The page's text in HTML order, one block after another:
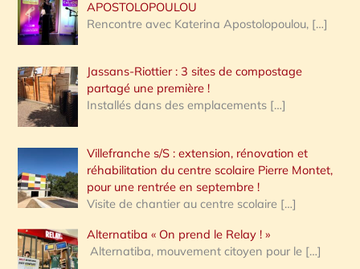
APOSTOLOPOULOU
Rencontre avec Katerina Apostolopoulou, […]
Jassans-Riottier : 3 sites de compostage
partagé une première !
Installés dans des emplacements […]
Villefranche s/S : extension, rénovation et
réhabilitation du centre scolaire Pierre Montet,
pour une rentrée en septembre !
Visite de chantier au centre scolaire […]
Alternatiba « On prend le Relay ! »
Alternatiba, mouvement citoyen pour le […]